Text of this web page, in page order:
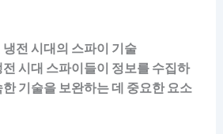
전 시대의 스파이 기술
시대 스파이들이 정보를 수집하
기술을 보완하는 데 중요한 요소